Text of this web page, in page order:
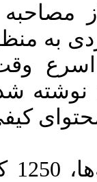
عمیق،
جمع
متن
شد. جهت
الو و
یافته‌ها: پس از کد‌بندی کلیه مصاحبه‌ها، 1250 کد اولیه